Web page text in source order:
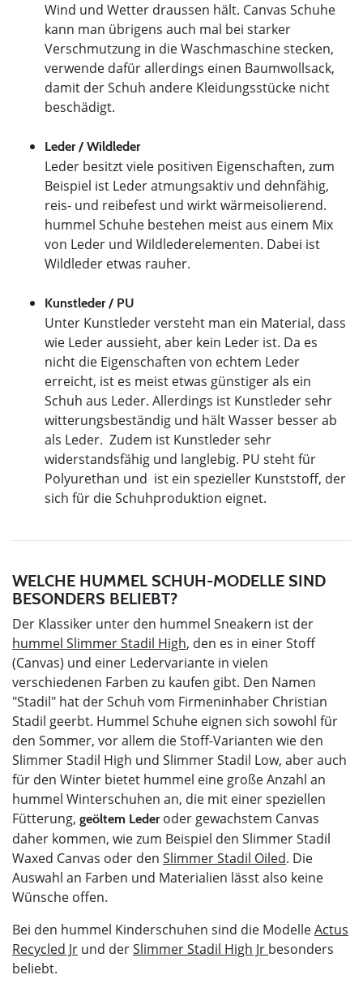
Wind und Wetter draussen hält. Canvas Schuhe
kann man übrigens auch mal bei starker
Verschmutzung in die Waschmaschine stecken,
verwende dafür allerdings einen Baumwollsack,
damit der Schuh andere Kleidungsstücke nicht
beschädigt.
Leder / Wildleder
Leder besitzt viele positiven Eigenschaften, zum
Beispiel ist Leder atmungsaktiv und dehnfähig,
reis- und reibefest und wirkt wärmeisolierend.
hummel Schuhe bestehen meist aus einem Mix
von Leder und Wildlederelementen. Dabei ist
Wildleder etwas rauher.
Kunstleder / PU
Unter Kunstleder versteht man ein Material, dass
wie Leder aussieht, aber kein Leder ist. Da es
nicht die Eigenschaften von echtem Leder
erreicht, ist es meist etwas günstiger als ein
Schuh aus Leder. Allerdings ist Kunstleder sehr
witterungsbeständig und hält Wasser besser ab
als Leder. Zudem ist Kunstleder sehr
widerstandsfähig und langlebig. PU steht für
Polyurethan und ist ein spezieller Kunststoff, der
sich für die Schuhproduktion eignet.
WELCHE HUMMEL SCHUH-MODELLE SIND
BESONDERS BELIEBT?
Der Klassiker unter den hummel Sneakern ist der
hummel Slimmer Stadil High, den es in einer Stoff
(Canvas) und einer Ledervariante in vielen
verschiedenen Farben zu kaufen gibt. Den Namen
"Stadil" hat der Schuh vom Firmeninhaber Christian
Stadil geerbt. Hummel Schuhe eignen sich sowohl für
den Sommer, vor allem die Stoff-Varianten wie den
Slimmer Stadil High und Slimmer Stadil Low, aber auch
für den Winter bietet hummel eine große Anzahl an
hummel Winterschuhen an, die mit einer speziellen
Fütterung, geöltem Lederoder gewachstem Canvas
daher kommen, wie zum Beispiel den Slimmer Stadil
Waxed Canvas oder den Slimmer Stadil Oiled. Die
Auswahl an Farben und Materialien lässt also keine
Wünsche offen.
Bei den hummel Kinderschuhen sind die ModelleActus
Recycled Jr und derSlimmer Stadil High Jr besonders
beliebt.